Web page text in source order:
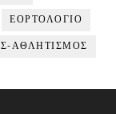
ΕΟΡΤΟΛΟΓΙΟ
ΑΘΛΗΤΙΣΜΟΣ